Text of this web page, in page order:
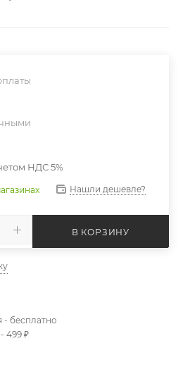
НДС 5%
Нашли дешевле?
В КОРЗИНУ
- бесплатно
499 ₽